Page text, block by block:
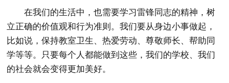
在我们的生活中，也需要学习雷锋同志的精神，树
立正确的价值观和行为准则。我们要从身边小事做起，
比如说，保持教室卫生、热爱劳动、尊敬师长、帮助同
学等等。只要每个人都能做到这些，我们的学校、我们
的社会就会变得更加美好。